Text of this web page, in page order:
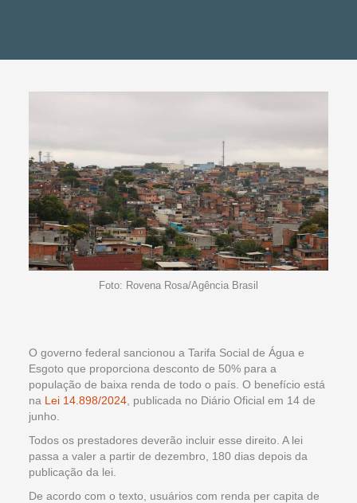
Foto: Rovena Rosa/Agência Brasil
O governo federal sancionou a Tarifa Social de Água e
Esgoto que proporciona desconto de 50% para a
população de baixa renda de todo o país. O benefício está
na Lei 14.898/2024 , publicada no Diário Oficial em 14 de
junho.
Todos os prestadores deverão incluir esse direito. A lei
passa a valer a partir de dezembro, 180 dias depois da
publicação da lei.
De acordo com o texto, usuários com renda per capita de